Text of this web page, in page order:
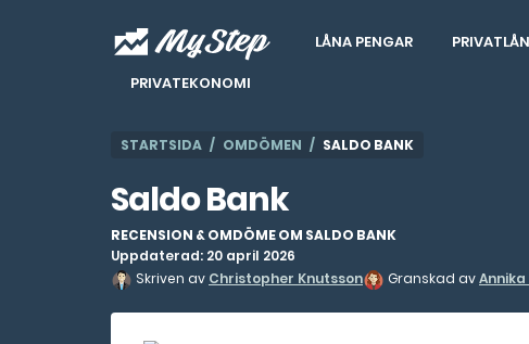
LÅNA PENGAR PRIVATLÅN
PRIVATEKONOMI
STARTSIDA OMDÖMEN SALDO BANK
Saldo Bank
RECENSION & OMDÖME OM SALDO BANK
Uppdaterad: 20 april 2026
Skriven av Christopher Knutsson Granskad av